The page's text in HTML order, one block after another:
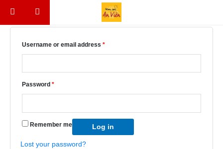
Login
Username or email address *
Password *
Remember me Log in
Lost your password?